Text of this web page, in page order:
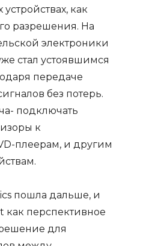
устройствах, как
разрешения. На
электроники
стал устоявшимся
передаче
без потерь.
подключать
к
плеерам, и другим
пошла дальше, и
как перспективное
для